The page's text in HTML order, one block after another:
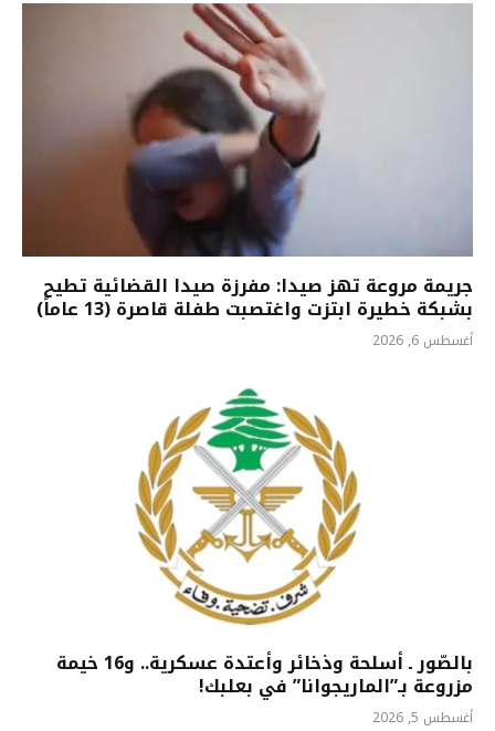
جريمة مروعة تهز صيدا: مفرزة صيدا القضائية تطيح
بشبكة خطيرة ابتزت واغتصبت طفلة قاصرة (13 عاماً)
أغسطس 6, 2026
بالصّور ـ أسلحة وذخائر وأعتدة عسكرية.. و16 خيمة
مزروعة بـ”الماريجوانا” في بعلبك!
أغسطس 5, 2026